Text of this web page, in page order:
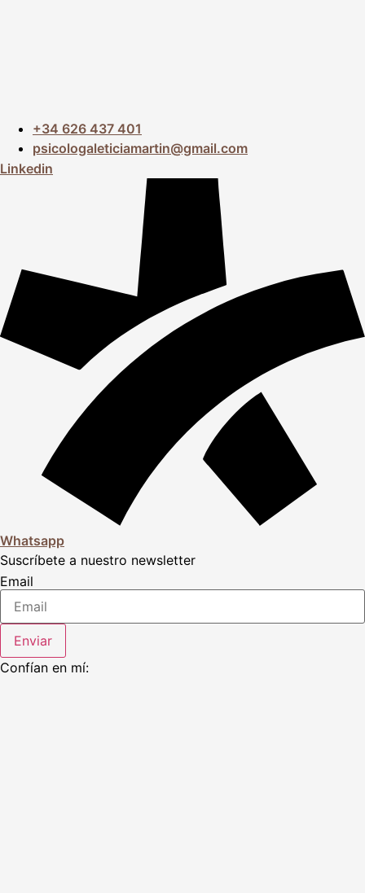
+34 626 437 401
psicologaleticiamartin@gmail.com
Linkedin
Whatsapp
Suscríbete a nuestro newsletter
Email
Enviar
Confían en mí: